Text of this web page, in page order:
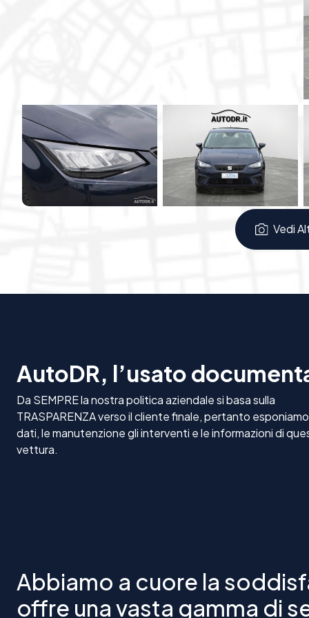
, per
, pratici e comodi
- Sistemi di sicurezza attiva comeABS, ESP e XDS, per
-Sistema di controllo pressione pneumatici
, per
-Attacchi ISOFIX , ideali per il trasporto dei più piccoli
Comfort e Dettagli:
-
Volante multifunzione in pelle, piacevole al tatto e
-Climatizzatore, per garantire comfort a bordo in
, utile per avere sempre sotto
Specchietti retrovisori esterni regolabili
Possibilità di Finanziamento in sede fino a 84 rate
Possibilità di ritiro PERMUTA
Possibilità di usufruire della legge 104
Per raggiungerci segui le indicazioni stradali di
Vedi
AutoDR, l’usato
Da SEMPRE la nostra politica aziendale si basa sulla
TRASPARENZA verso il cliente finale, pertanto
dati, le manutenzione gli interventi e le informazioni di
vettura.
Abbiamo a cuore la
offre una vasta gamma di